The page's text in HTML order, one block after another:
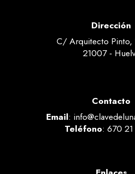
Dirección
C/ Arquitecto Pinto,
21007 -
Contacto
Email:
Teléfono: 670